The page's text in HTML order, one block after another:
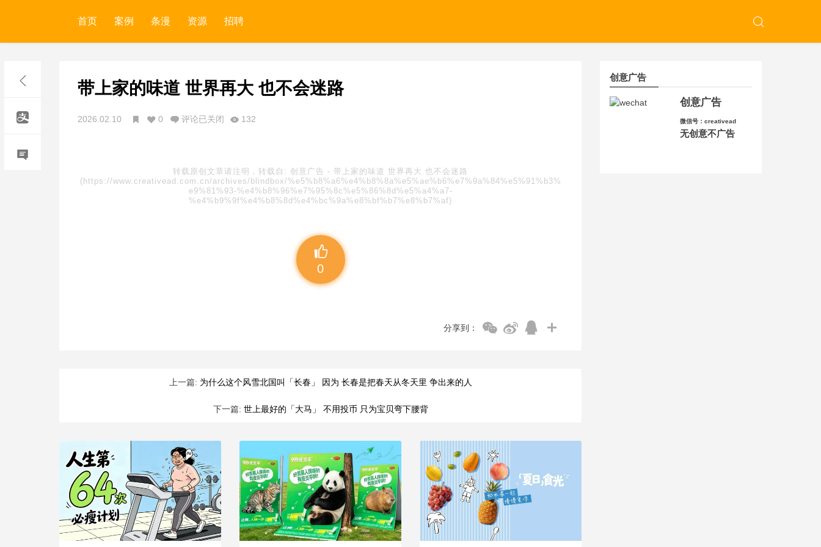
首页 案例 条漫 资源 招聘
带上家的味道 世界再大 也不会迷路
2026.02.10 0 评论已关闭 132
转载原创文章请注明，转载自: 创意广告 - 带上家的味道 世界再大 也不会迷路
(https://www.creativead.com.cn/archives/blindbox/%e5%b8%a6%e4%b8%8a%e5%ae%b6%e7%9a%84%e5%91%b3%
e9%81%93-%e4%b8%96%e7%95%8c%e5%86%8d%e5%a4%a7-
%e4%b9%9f%e4%b8%8d%e4%bc%9a%e8%bf%b7%e8%b7%af)
0
分享到：
上一篇: 为什么这个风雪北国叫「长春」 因为 长春是把春天从冬天里 争出来的人
下一篇: 世上最好的「大马」 不用投币 只为宝贝弯下腰背
创意广告
创意广告
微信号：creativead
无创意不广告